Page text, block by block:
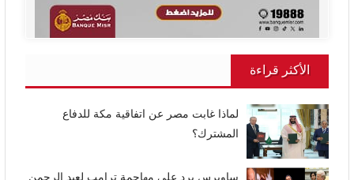
الأكثر قراءة
لماذا غابت مصر عن اتفاقية مكة للدفاع
المشترك؟
ساويرس يرد على مهاجمة ترامب لعبد الرحمن